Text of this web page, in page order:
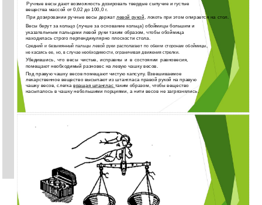
Ручные весы дают возможность дозировать твердые сыпучие и густые
вещества массой от 0,02 до 100,0 г.
При дозировании ручные весы держат левой рукой, локоть при этом опирается на стол.
Весы берут за кольцо (лучше за основание кольца) обоймицы большим и
указательным пальцами левой руки таким образом, чтобы обоймица
находилась строго перпендикулярно плоскости стола.
Средний и безымянный пальцы левой руки располагают по обеим сторонам обоймицы,
не касаясь ее, но, в случае необходимости, ограничивая движения стрелки.
Убедившись, что весы чистые, исправны и в состоянии равновесия,
помещают необходимый разновес на левую чашку весов.
Под правую чашку весов помещают чистую капсулу. Взвешиваемое
лекарственное вещество высыпают из штангласа правой рукой на правую
чашку весов, слегкавращая штанглас таким образом, чтобы вещество
насыпалось в чашку небольшими порциями, а нити весов не загрязнялись.